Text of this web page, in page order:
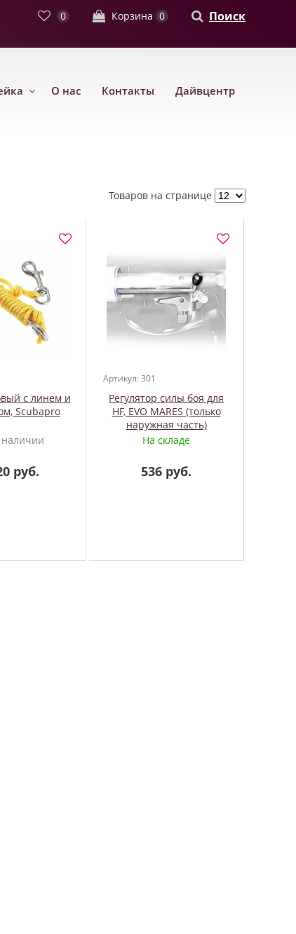
0 Корзина 0 Поиск
О нас Контакты Дайвцентр
Товаров на странице
с линем и
Scubapro
руб.
Артикул: 301
Регулятор силы боя для
HF, EVO MARES (только
наружная часть)
На складе
536 руб.